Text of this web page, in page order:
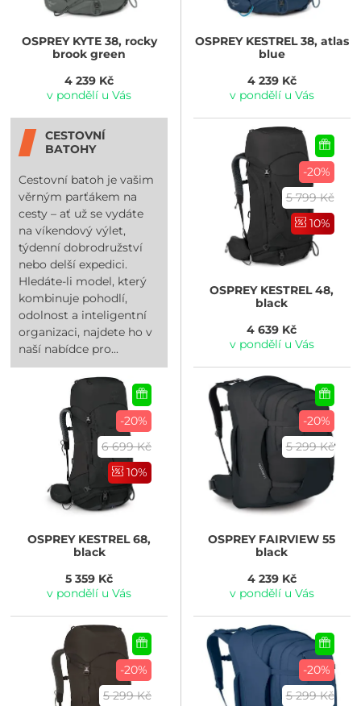
OSPREYKYTE 38, rocky
brook green
4 239 Kč
v pondělí u Vás
OSPREYKESTREL 38, atlas
blue
4 239 Kč
v pondělí u Vás
CESTOVNÍ
BATOHY
Cestovní batoh je vašim
věrným parťákem na
cesty – ať už se vydáte
na víkendový výlet,
týdenní dobrodružství
nebo delší expedici.
Hledáte-li model, který
kombinuje pohodlí,
odolnost a inteligentní
organizaci, najdete ho v
naší nabídce pro...
-20%
5 799 Kč
10%
OSPREYKESTREL 48,
black
4 639 Kč
v pondělí u Vás
-20%
6 699 Kč
10%
OSPREYKESTREL 68,
black
5 359 Kč
v pondělí u Vás
-20%
5 299 Kč
OSPREYFAIRVIEW 55
black
4 239 Kč
v pondělí u Vás
-20%
5 299 Kč
-20%
5 299 Kč